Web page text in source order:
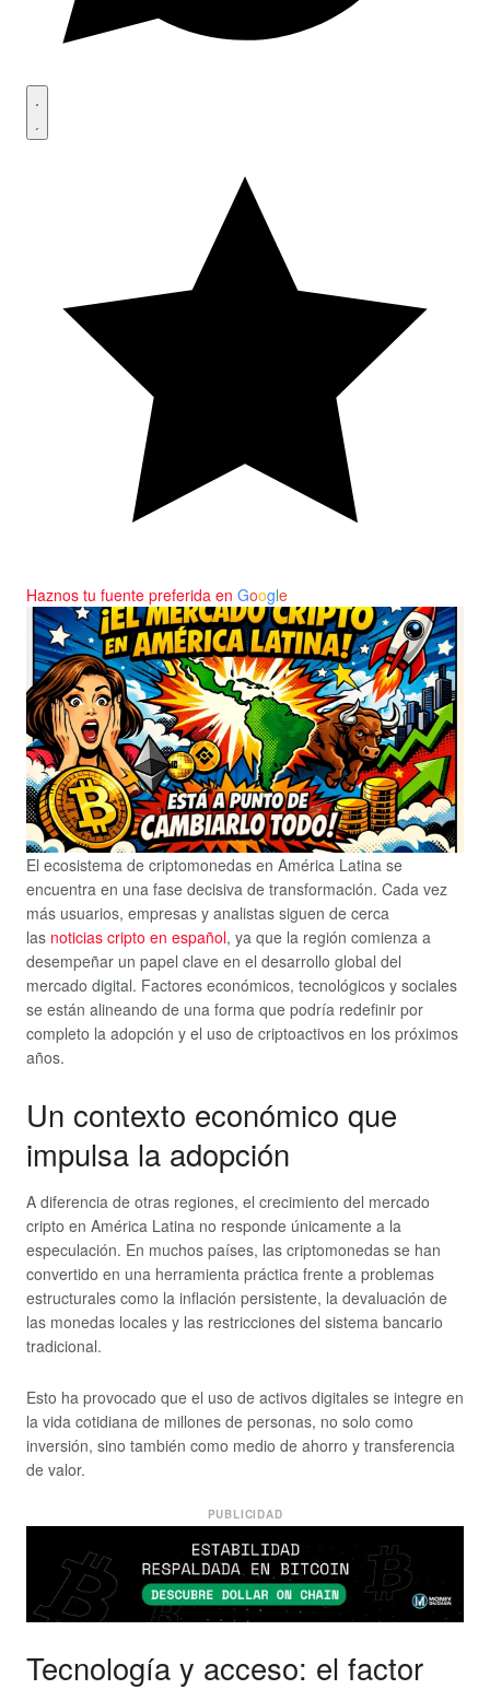
Haznos tu fuente preferida en Google
El ecosistema de criptomonedas en América Latina se
encuentra en una fase decisiva de transformación. Cada vez
más usuarios, empresas y analistas siguen de cerca
las noticias cripto en español, ya que la región comienza a
desempeñar un papel clave en el desarrollo global del
mercado digital. Factores económicos, tecnológicos y sociales
se están alineando de una forma que podría redefinir por
completo la adopción y el uso de criptoactivos en los próximos
años.
Un contexto económico que
impulsa la adopción
A diferencia de otras regiones, el crecimiento del mercado
cripto en América Latina no responde únicamente a la
especulación. En muchos países, las criptomonedas se han
convertido en una herramienta práctica frente a problemas
estructurales como la inflación persistente, la devaluación de
las monedas locales y las restricciones del sistema bancario
tradicional.
Esto ha provocado que el uso de activos digitales se integre en
la vida cotidiana de millones de personas, no solo como
inversión, sino también como medio de ahorro y transferencia
de valor.
PUBLICIDAD
Tecnología y acceso: el factor